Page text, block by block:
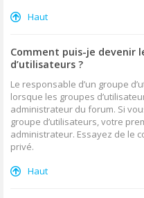
Haut
Comment puis-je devenir
d’utilisateurs ?
Le responsable d’un groupe
lorsque les groupes
administrateur du forum. Si
groupe d’utilisateurs, votre
administrateur. Essayez de le
privé.
Haut